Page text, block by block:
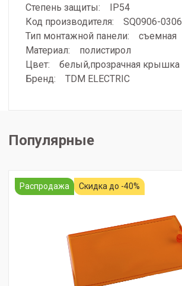
Степень защиты: IP54
Код производителя: SQ0906-0306
Тип монтажной панели: съемная
Материал: полистирол
Цвет: белый,прозрачная крышка
Бренд: TDM ELECTRIC
Популярные
Распродажа Скидка до -40%